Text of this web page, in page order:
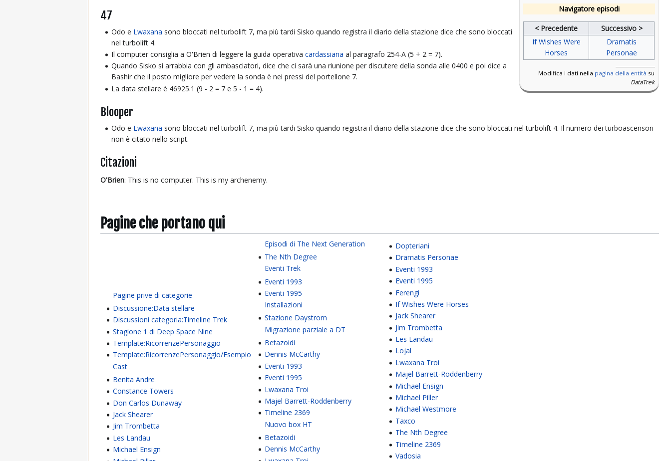
Navigatore episodi
< Precedente
Successivo >
If Wishes Were
Horses
Dramatis
Personae
Modifica i dati nella pagina della entità su
DataTrek
47
Odo e Lwaxana sono bloccati nel turbolift 7, ma più tardi Sisko quando registra il diario della stazione dice che sono bloccati
nel turbolift 4.
Il computer consiglia a O'Brien di leggere la guida operativacardassiana al paragrafo 254-A (5 + 2 = 7).
Quando Sisko si arrabbia con gli ambasciatori, dice che ci sarà una riunione per discutere della sonda alle 0400 e poi dice a
Bashir che il posto migliore per vedere la sonda è nei pressi del portellone 7.
La data stellare è 46925.1 (9 - 2 = 7 e 5 - 1 = 4).
Blooper
Odo e Lwaxana sono bloccati nel turbolift 7, ma più tardi Sisko quando registra il diario della stazione dice che sono bloccati nel turbolift 4. Il numero dei turboascensori
non è citato nello script.
Citazioni
O'Brien: This is no computer. This is my archenemy.
Pagine che portano qui
Pagine prive di categorie
Discussione:Data stellare
Discussioni categoria:Timeline Trek
Stagione 1 di Deep Space Nine
Template:RicorrenzePersonaggio
Template:RicorrenzePersonaggio/Esempio
Cast
Benita Andre
Constance Towers
Don Carlos Dunaway
Jack Shearer
Jim Trombetta
Les Landau
Michael Ensign
Episodi di The Next Generation
The Nth Degree
Eventi Trek
Eventi 1993
Eventi 1995
Installazioni
Stazione Daystrom
Migrazione parziale a DT
Betazoidi
Dennis McCarthy
Eventi 1993
Eventi 1995
Lwaxana Troi
Majel Barrett-Roddenberry
Timeline 2369
Nuovo box HT
Betazoidi
Dennis McCarthy
Dopteriani
Dramatis Personae
Eventi 1993
Eventi 1995
Ferengi
If Wishes Were Horses
Jack Shearer
Jim Trombetta
Les Landau
Lojal
Lwaxana Troi
Majel Barrett-Roddenberry
Michael Ensign
Michael Piller
Michael Westmore
Taxco
The Nth Degree
Timeline 2369
Vadosia